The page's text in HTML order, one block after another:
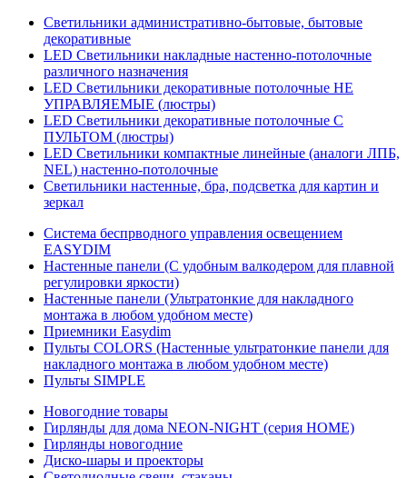
Светильники административно-бытовые, бытовые
декоративные
LED Cветильники накладные настенно-потолочные
различного назначения
LED Светильники декоративные потолочные НЕ
УПРАВЛЯЕМЫЕ (люстры)
LED Светильники декоративные потолочные С
ПУЛЬТОМ (люстры)
LED Светильники компактные линейные (аналоги ЛПБ,
NEL) настенно-потолочные
Светильники настенные, бра, подсветка для картин и
зеркал
Система беспрводного управления освещением
EASYDIM
Настенные панели (С удобным валкодером для плавной
регулировки яркости)
Настенные панели (Ультратонкие для накладного
монтажа в любом удобном месте)
Приемники Easydim
Пульты COLORS (Настенные ультратонкие панели для
накладного монтажа в любом удобном месте)
Пульты SIMPLE
Новогодние товары
Гирлянды для дома NEON-NIGHT (серия HOME)
Гирлянды новогодние
Диско-шары и проекторы